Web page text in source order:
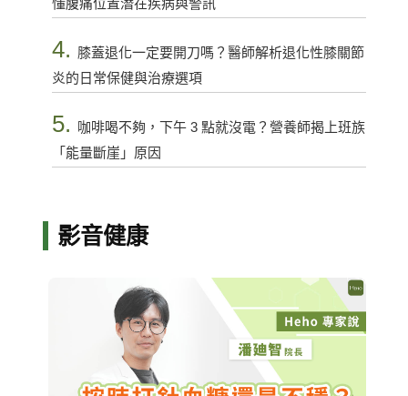
4. 膝蓋退化一定要開刀嗎？醫師解析退化性膝關節
炎的日常保健與治療選項
5.
咖啡喝不夠，下午 3 點就沒電？營養師揭上班族
「能量斷崖」原因
影音健康